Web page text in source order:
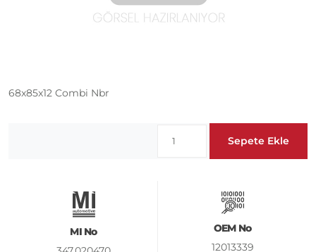
68x85x12 Combi Nbr
Sepete Ekle
MI No
OEM No
12013339